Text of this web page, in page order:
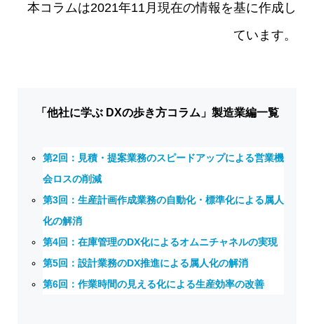
本コラムは2021年11月現在の情報を基に作成し
ています。
「他社に学ぶ DXの歩き方コラム」製造業編一覧
第2回：見積・提案業務のスピードアップによる営業機
会ロスの削減
第3回：生産計画作成業務の自動化・標準化による属人
化の解消
第4回：在庫管理のDX化によるオムニチャネルの実現
第5回：設計業務のDX推進による属人化の解消
第6回：作業時間の見える化による生産効率の改善